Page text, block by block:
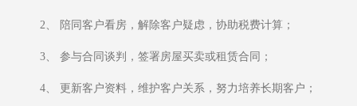
2、 陪同客户看房，解除客户疑虑，协助税费计算；
3、 参与合同谈判，签署房屋买卖或租赁合同；
4、 更新客户资料，维护客户关系，努力培养长期客户；